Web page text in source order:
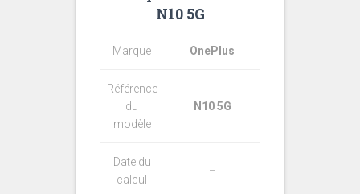
N10 5G
Marque OnePlus
Référence
du
modèle
N10 5G
Date du
calcul
–